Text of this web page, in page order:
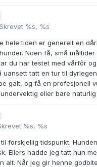
Skrevet %s, %s
hele tiden er generelt en
Noen få, små
du har testet med vårfôr
uansett tatt en tur til
galt, og få en profesjonell
eller bare naturlig
%s, %s
forskjellig tidspunkt.
Ellers hadde jeg tatt hun
alt. Når jeg gir henne